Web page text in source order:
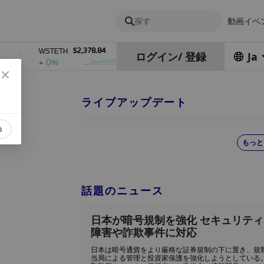
探す 動画イベ
WSTETH $2,378.84
0%
DEL $0.76762686
1%
ログイン/ 登録 Ja
ライブアップデート
もっと
話題のニュース
日本が暗号規制を強化 セキュリティ
障害や詐欺事件に対応
日本は暗号通貨をより厳格な証券規制の下に置き、規
当局による管理と投資家保護を強化しようとしている